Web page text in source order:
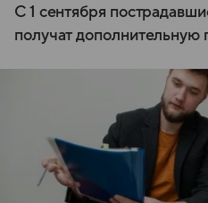
С 1 сентября
получат дополнительную